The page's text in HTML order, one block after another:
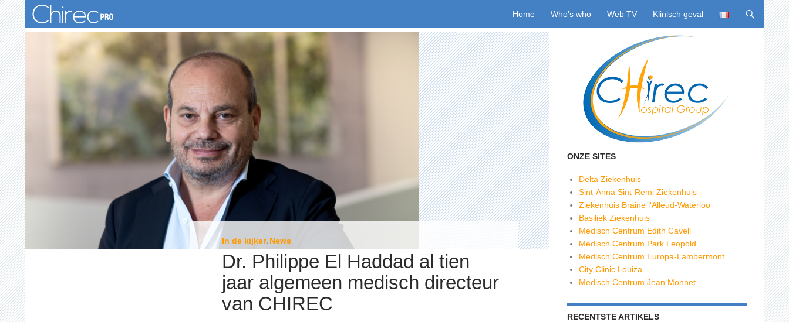
Zoeken
Home
Who’s who Web TV Klinisch geval
In de kijker, News
Dr. Philippe El Haddad al tien
jaar algemeen medisch directeur
van CHIREC
ONZE SITES
Delta Ziekenhuis
Sint-Anna Sint-Remi Ziekenhuis
Ziekenhuis Braine l'Alleud-Waterloo
Basiliek Ziekenhuis
Medisch Centrum Edith Cavell
Medisch Centrum Park Leopold
Medisch Centrum Europa-Lambermont
City Clinic Louiza
Medisch Centrum Jean Monnet
RECENTSTE ARTIKELS